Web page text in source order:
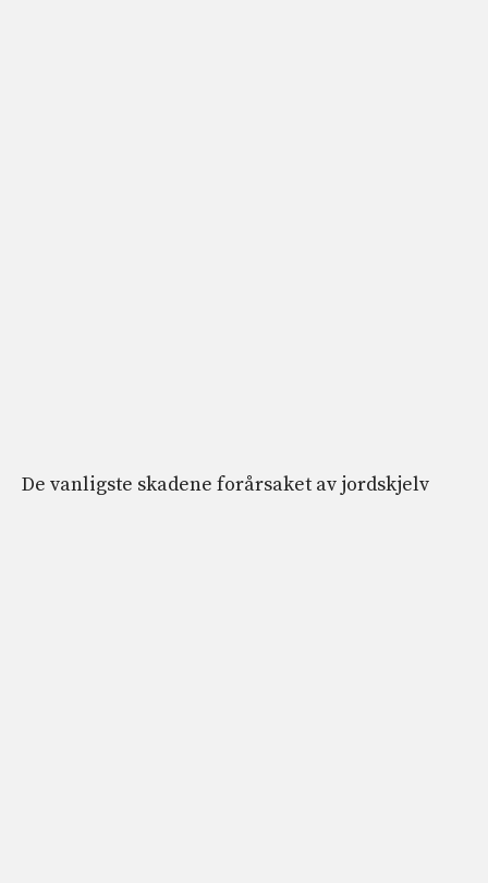
De vanligste skadene forårsaket av jordskjelv